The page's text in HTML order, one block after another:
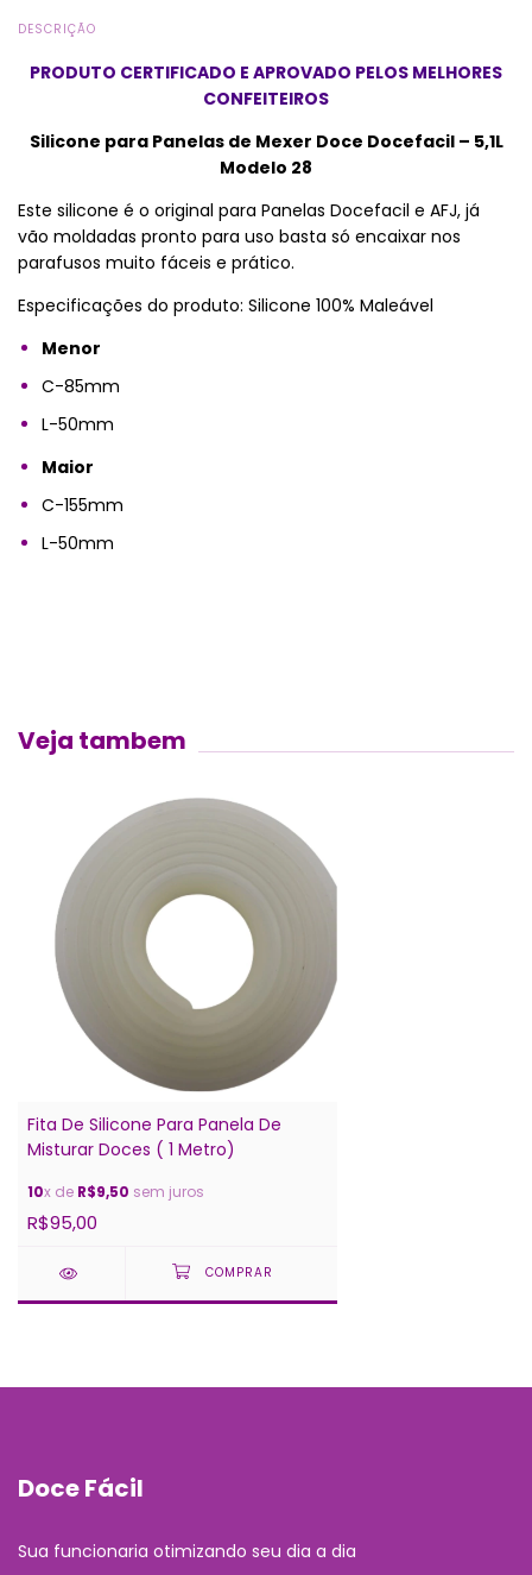
DESCRIÇÃO
PRODUTO CERTIFICADO E APROVADO PELOS MELHORES
CONFEITEIROS
Silicone para Panelas de Mexer Doce Docefacil – 5,1L
Modelo 28
Este silicone é o original para Panelas Docefacil e AFJ, já
vão moldadas pronto para uso basta só encaixar nos
parafusos muito fáceis e prático.
Especificações do produto: Silicone 100% Maleável
Menor
C-85mm
L-50mm
Maior
C-155mm
L-50mm
Veja tambem
Fita De Silicone Para Panela De
Misturar Doces ( 1 Metro)
10x de R$9,50 sem juros
R$95,00
Doce Fácil
Sua funcionaria otimizando seu dia a dia